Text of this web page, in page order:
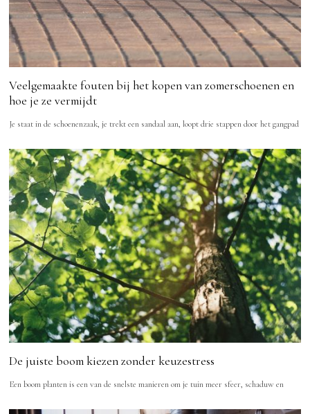
Veelgemaakte fouten bij het kopen van zomerschoenen en
hoe je ze vermijdt
Je staat in de schoenenzaak, je trekt een sandaal aan, loopt drie stappen door het gangpad
De juiste boom kiezen zonder keuzestress
Een boom planten is een van de snelste manieren om je tuin meer sfeer, schaduw en